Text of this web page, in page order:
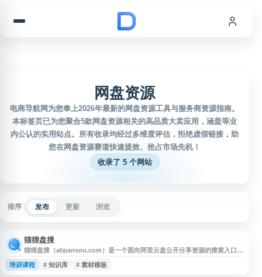
网盘资源
电商导航网为您奉上2026年最新的网盘资源工具与服务商资源指南。
本标签页已为您聚合5款网盘资源相关的高品质大卖应用，涵盖等业
内公认的实用站点。所有收录均经过多维度评估，拒绝虚假链接，助
您在网盘资源赛道快速提效、抢占市场先机！
收录了 5 个网站
排序 发布 更新 浏览
猫狸盘搜
猫狸盘搜（alipansou.com）是一个面向阿里云盘公开分享资源的搜索入口，
可用于查找运营表格、行业报告、课程资料、素材包、模板文件等网盘资料。
对于电商卖家、运营助理、内容电商从业者和团队培训场景，它可作为资料搜
培训课程 # 知识库 # 素材模板